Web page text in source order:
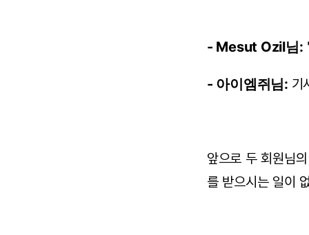
- Mesut Ozil님:
- 아이엠쥐님: 기
앞으로 두 회원님
를 받으시는 일이